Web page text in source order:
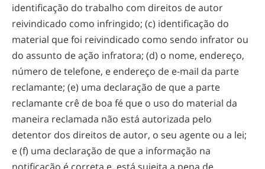
identificação do trabalho com direitos de autor
reivindicado como infringido; (c) identificação do
material que foi reivindicado como sendo infrator ou
do assunto de ação infratora; (d) o nome, endereço,
número de telefone, e endereço de e-mail da parte
reclamante; (e) uma declaração de que a parte
reclamante crê de boa fé que o uso do material da
maneira reclamada não está autorizada pelo
detentor dos direitos de autor, o seu agente ou a lei;
e (f) uma declaração de que a informação na
notificação é correta e, está sujeita a pena de